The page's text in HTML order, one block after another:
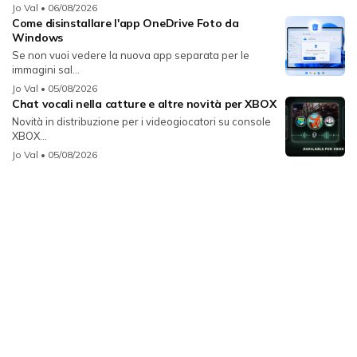
Jo Val • 06/08/2026
Come disinstallare l'app OneDrive Foto da
Windows
Se non vuoi vedere la nuova app separata per le
immagini sal...
Jo Val • 05/08/2026
Chat vocali nella catture e altre novità per XBOX
Novità in distribuzione per i videogiocatori su console
XBOX...
Jo Val • 05/08/2026